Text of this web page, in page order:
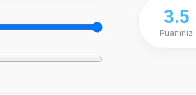
3.5
Puanınız